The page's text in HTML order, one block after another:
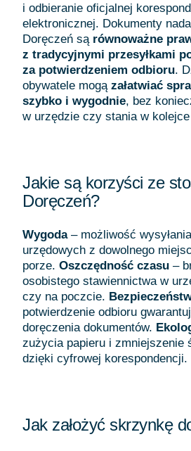
i odbieranie oficjalnej
elektronicznej. Dokumenty
Doręczeń są równoważne
z tradycyjnymi przesyłkami
za potwierdzeniem odbioru.
obywatele mogą załatwiać
szybko i wygodnie, bez
w urzędzie czy stania w
Jakie są korzyści ze
Doręczeń?
Wygoda – możliwość
urzędowych z dowolnego
porze. Oszczędność czasu –
osobistego stawiennictwa w
czy na poczcie.
potwierdzenie odbioru
doręczenia dokumentów.
zużycia papieru i zmniejszenie
dzięki cyfrowej korespondencji.
Jak założyć skrzynkę